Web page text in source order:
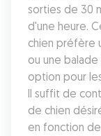
sorties de 30
d'une heure.
chien préfère
ou une
option pour
Il suffit de
de chien
en fonction